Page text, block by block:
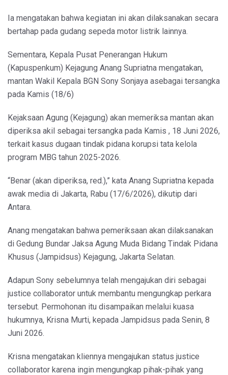
Ia mengatakan bahwa kegiatan ini akan dilaksanakan secara
bertahap pada gudang sepeda motor listrik lainnya.
Sementara, Kepala Pusat Penerangan Hukum
(Kapuspenkum) Kejagung Anang Supriatna mengatakan,
mantan Wakil Kepala BGN Sony Sonjaya asebagai tersangka
pada Kamis (18/6)
Kejaksaan Agung (Kejagung) akan memeriksa mantan akan
diperiksa akil sebagai tersangka pada Kamis , 18 Juni 2026,
terkait kasus dugaan tindak pidana korupsi tata kelola
program MBG tahun 2025-2026.
“Benar (akan diperiksa, red.),” kata Anang Supriatna kepada
awak media di Jakarta, Rabu (17/6/2026), dikutip dari
Antara.
Anang mengatakan bahwa pemeriksaan akan dilaksanakan
di Gedung Bundar Jaksa Agung Muda Bidang Tindak Pidana
Khusus (Jampidsus) Kejagung, Jakarta Selatan.
Adapun Sony sebelumnya telah mengajukan diri sebagai
justice collaborator untuk membantu mengungkap perkara
tersebut. Permohonan itu disampaikan melalui kuasa
hukumnya, Krisna Murti, kepada Jampidsus pada Senin, 8
Juni 2026.
Krisna mengatakan kliennya mengajukan status justice
collaborator karena ingin mengungkap pihak-pihak yang